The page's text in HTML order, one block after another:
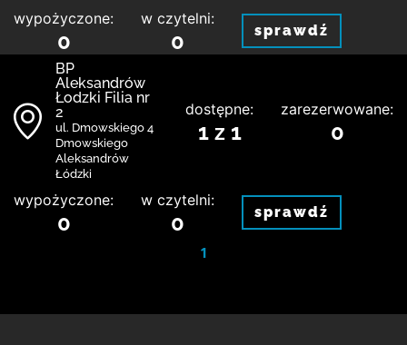
wypożyczone:
0
w czytelni:
0 sprawdź
BP
Aleksandrów
Łodzki Filia nr
2
ul. Dmowskiego 4
Dmowskiego
Aleksandrów
Łódzki
dostępne:
1 z 1
zarezerwowane:
0
wypożyczone:
0
w czytelni:
0 sprawdź
1